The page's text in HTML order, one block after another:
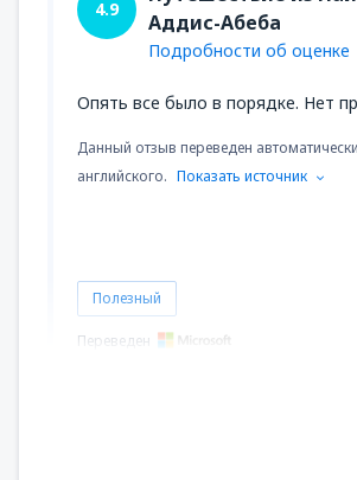
4.9
Аддис-Абеба
Подробности об оценке
Опять все было в порядке. Нет
Данный отзыв переведен
английского. Показать источник
Полезный
Переведен